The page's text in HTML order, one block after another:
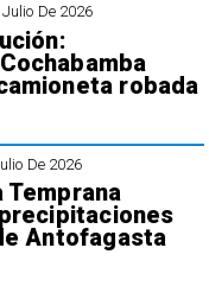
Julio De 2026
robada
De 2026
Temprana
Antofagasta